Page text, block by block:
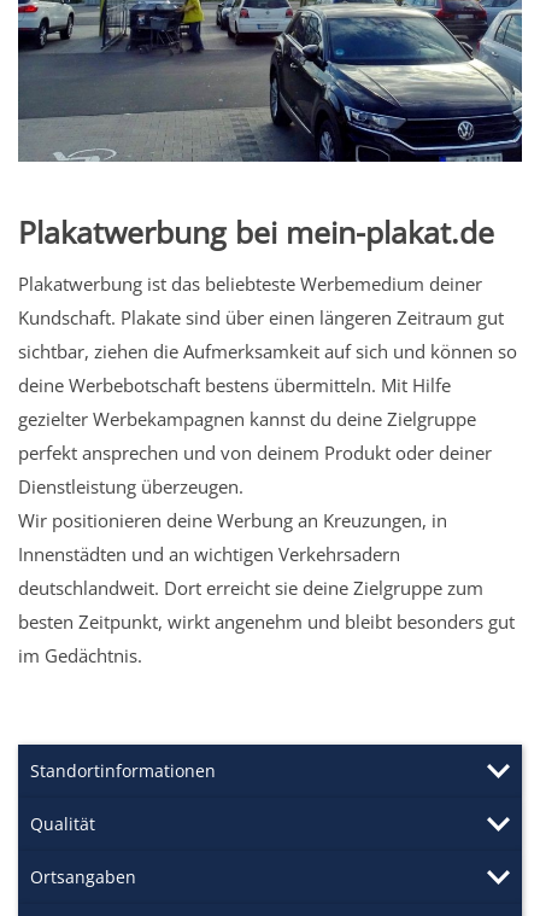
Plakatwerbung bei mein-plakat.de
Plakatwerbung ist das beliebteste Werbemedium deiner
Kundschaft. Plakate sind über einen längeren Zeitraum gut
sichtbar, ziehen die Aufmerksamkeit auf sich und können so
deine Werbebotschaft bestens übermitteln. Mit Hilfe
gezielter Werbekampagnen kannst du deine Zielgruppe
perfekt ansprechen und von deinem Produkt oder deiner
Dienstleistung überzeugen.
Wir positionieren deine Werbung an Kreuzungen, in
Innenstädten und an wichtigen Verkehrsadern
deutschlandweit. Dort erreicht sie deine Zielgruppe zum
besten Zeitpunkt, wirkt angenehm und bleibt besonders gut
im Gedächtnis.
Standortinformationen
Qualität
Ortsangaben